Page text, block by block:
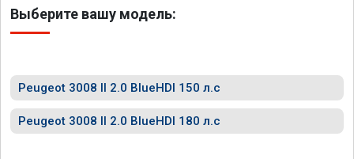
Выберите вашу модель:
Peugeot 3008 II 2.0 BlueHDI 150 л.с
Peugeot 3008 II 2.0 BlueHDI 180 л.с